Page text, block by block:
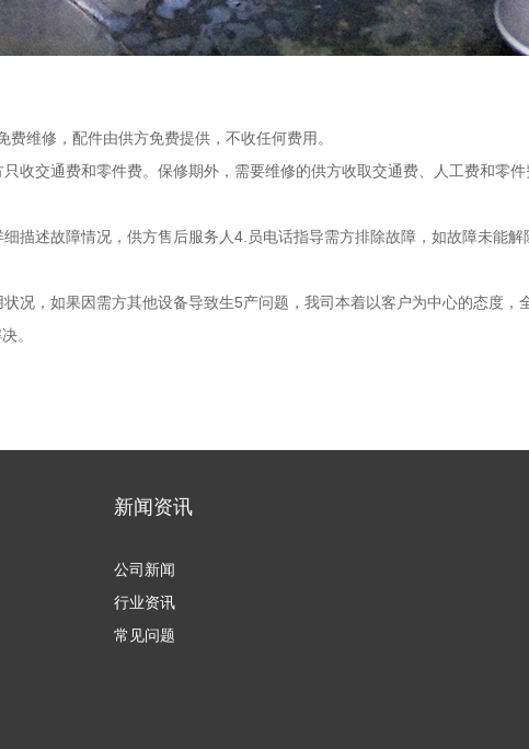
维修，配件由供方免费提供，不收任何费用。
收交通费和零件费。保修期外，需要维修的供方收取交通费、人工费和零件
描述故障情况，供方售后服务人4.员电话指导需方排除故障，如故障未能解
况，如果因需方其他设备导致生5产问题，我司本着以客户为中心的态度，
。
新闻资讯
公司新闻
行业资讯
常见问题